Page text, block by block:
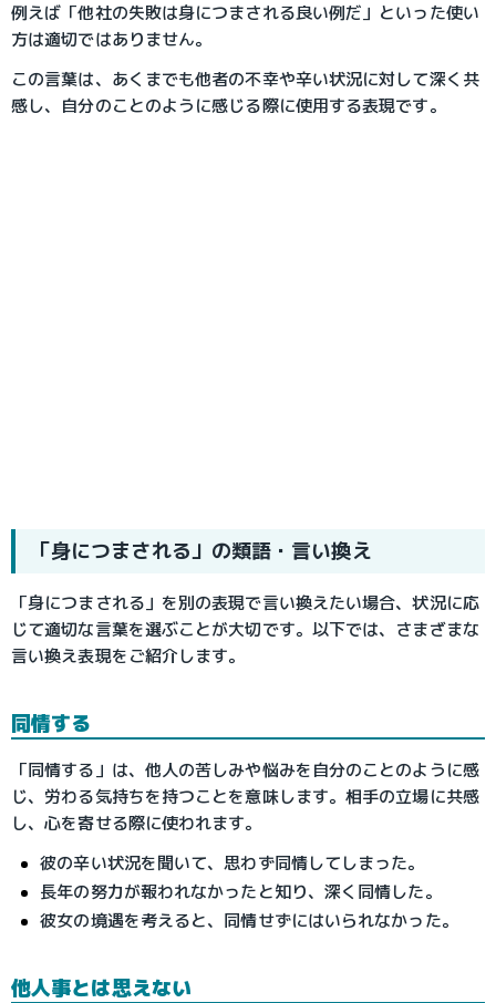
例えば「他社の失敗は身につまされる良い例だ」といった使い
方は適切ではありません。
この言葉は、あくまでも他者の不幸や辛い状況に対して深く共
感し、自分のことのように感じる際に使用する表現です。
「身につまされる」の類語・言い換え
「身につまされる」を別の表現で言い換えたい場合、状況に応
じて適切な言葉を選ぶことが大切です。以下では、さまざまな
言い換え表現をご紹介します。
同情する
「同情する」は、他人の苦しみや悩みを自分のことのように感
じ、労わる気持ちを持つことを意味します。相手の立場に共感
し、心を寄せる際に使われます。
彼の辛い状況を聞いて、思わず同情してしまった。
長年の努力が報われなかったと知り、深く同情した。
彼女の境遇を考えると、同情せずにはいられなかった。
他人事とは思えない